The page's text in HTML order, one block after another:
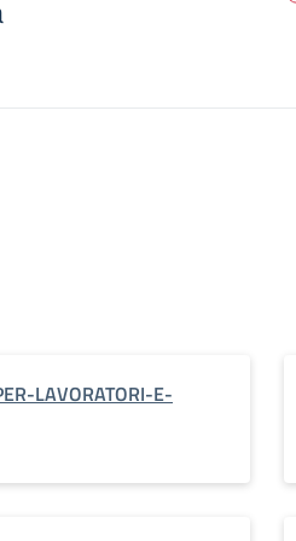
LAVORATORI-E-